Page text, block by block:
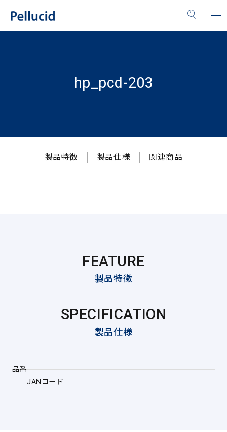
hp_pcd-203
製品特徴 製品仕様 関連商品
FEATURE
製品特徴
SPECIFICATION
製品仕様
品番
JANコード